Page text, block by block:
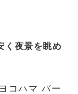
く夜景を眺め
コハマ バー